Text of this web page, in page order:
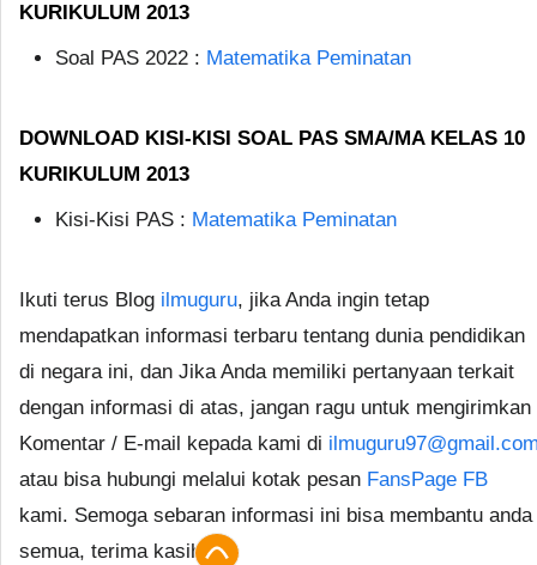
KURIKULUM 2013
Soal PAS 2022 : Matematika Peminatan
DOWNLOAD KISI-KISI SOAL PAS SMA/MA KELAS 10
KURIKULUM 2013
Kisi-Kisi PAS : Matematika Peminatan
Ikuti terus Blog ilmuguru, jika Anda ingin tetap
mendapatkan informasi terbaru tentang dunia pendidikan
di negara ini, dan Jika Anda memiliki pertanyaan terkait
dengan informasi di atas, jangan ragu untuk mengirimkan
Komentar / E-mail kepada kami di
atau bisa hubungi melalui kotak pesan FansPage FB
kami. Semoga sebaran informasi ini bisa membantu anda
semua, terima kasih.